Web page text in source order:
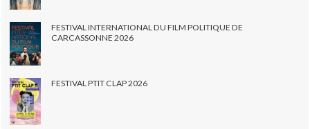
FESTIVAL INTERNATIONAL DU FILM POLITIQUE DE
CARCASSONNE 2026
FESTIVAL PTIT CLAP 2026